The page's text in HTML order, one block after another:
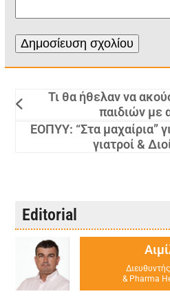
Τι θα ήθελαν να
παιδιών με
ΕΟΠΥΥ: “Στα μαχαίρια”
γιατροί &
Editorial
& Pharma